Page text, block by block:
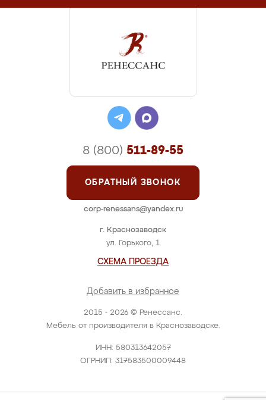
2015 - 2026 © Ренессанс.
Мебель от производителя в Краснозаводске.
ИНН: 580313642057
ОГРНИП: 317583500009448
г. Краснозаводск
ул. Горького, 1
СХЕМА ПРОЕЗДА
Добавить в избранное
8 (800) 511-89-55
ОБРАТНЫЙ ЗВОНОК
corp-renessans@yandex.ru